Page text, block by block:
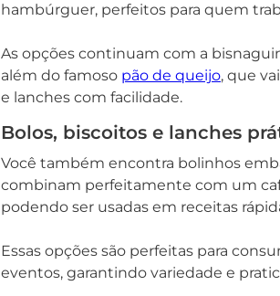
hambúrguer, perfeitos para quem
As opções continuam com a
além do famoso pão de queijo, que
e lanches com facilidade.
Bolos, biscoitos e lanches
Você também encontra bolinhos
combinam perfeitamente com um
podendo ser usadas em receitas
Essas opções são perfeitas para
eventos, garantindo variedade e